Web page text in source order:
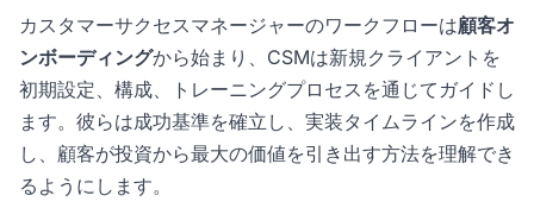
カスタマーサクセスマネージャーのワークフローは顧客オ
ンボーディングから始まり、CSMは新規クライアントを
初期設定、構成、トレーニングプロセスを通じてガイドし
ます。彼らは成功基準を確立し、実装タイムラインを作成
し、顧客が投資から最大の価値を引き出す方法を理解でき
るようにします。